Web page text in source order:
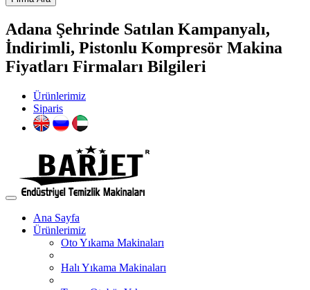
Adana Şehrinde Satılan Kampanyalı,
İndirimli, Pistonlu Kompresör Makina
Fiyatları Firmaları Bilgileri
Ürünlerimiz
Siparis
Ana Sayfa
Ürünlerimiz
Oto Yıkama Makinaları
Halı Yıkama Makinaları